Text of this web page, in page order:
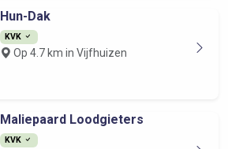
Hun-Dak
KVK
Op 4.7 km in Vijfhuizen
Maliepaard Loodgieters
KVK